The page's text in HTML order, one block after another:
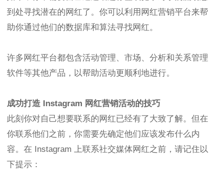
到处寻找潜在的网红了。你可以利用网红营销平台来帮
助你通过他们的数据库和算法寻找网红。
许多网红平台都包含活动管理、市场、分析和关系管理
软件等其他产品，以帮助活动更顺利地进行。
成功打造 Instagram 网红营销活动的技巧
此刻你对自己想要联系的网红已经有了大致了解。但在
你联系他们之前，你需要先确定他们应该发布什么内
容。在 Instagram 上联系社交媒体网红之前，请记住以
下提示：